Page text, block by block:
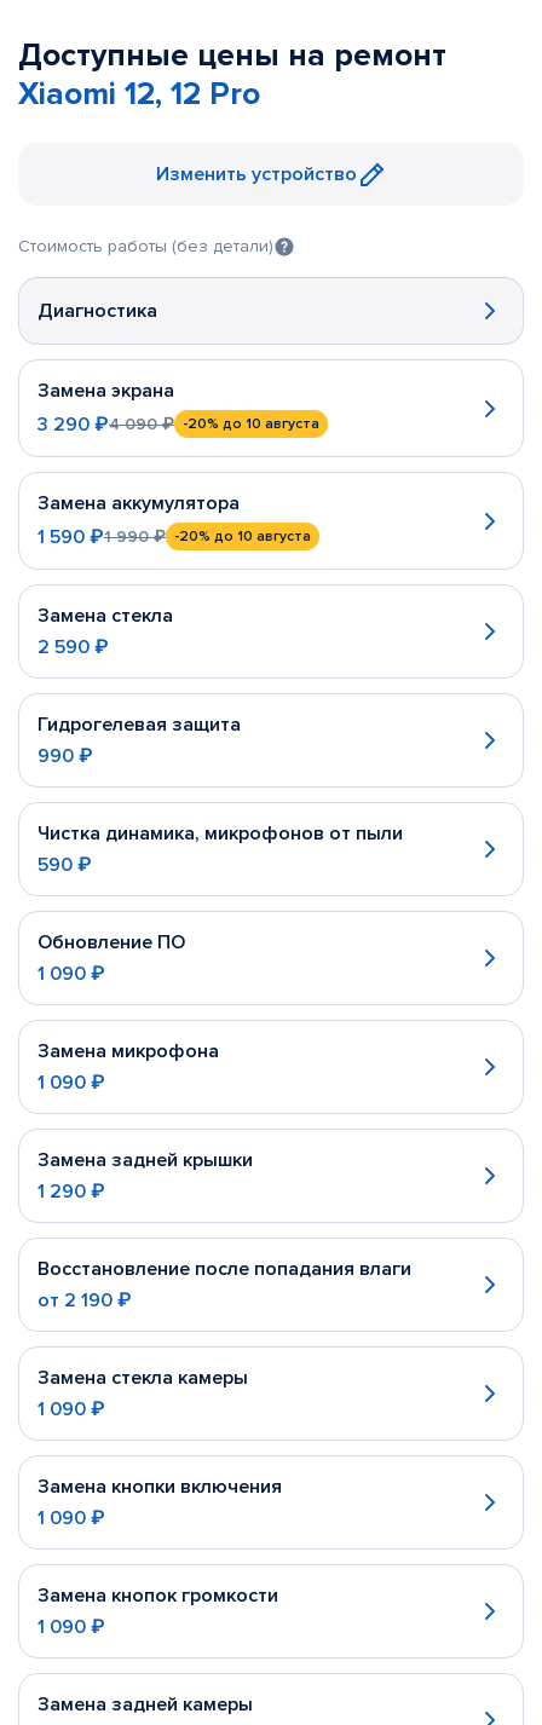
Доступные цены на ремонт
Xiaomi 12, 12 Pro
Изменить устройство
Стоимость работы (без детали)
Диагностика
Замена экрана
3 290 ₽4 090 ₽ -20% до 10 августа
Замена аккумулятора
1 590 ₽1 990 ₽ -20% до 10 августа
Замена стекла
2 590 ₽
Гидрогелевая защита
990 ₽
Чистка динамика, микрофонов от пыли
590 ₽
Обновление ПО
1 090 ₽
Замена микрофона
1 090 ₽
Замена задней крышки
1 290 ₽
Восстановление после попадания влаги
от 2 190 ₽
Замена стекла камеры
1 090 ₽
Замена кнопки включения
1 090 ₽
Замена кнопок громкости
1 090 ₽
Замена задней камеры